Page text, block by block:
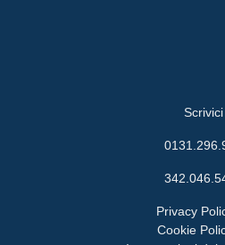
Scrivici
Privacy
Cookie